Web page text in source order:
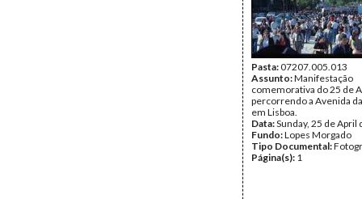
Pasta:07207.005.013
Assunto:Manifestação
comemorativa do 25 de
percorrendo a Avenida
em Lisboa.
Data:Sunday, 25 de April
Fundo:Lopes Morgado
Tipo Documental:
Página(s): 1